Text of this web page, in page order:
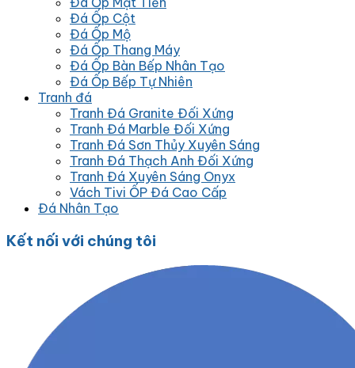
Đá Ốp Cột
Đá Ốp Mộ
Đá Ốp Thang Máy
Đá Ốp Bàn Bếp Nhân Tạo
Đá Ốp Bếp Tự Nhiên
Tranh đá
Tranh Đá Granite Đối Xứng
Tranh Đá Marble Đối Xứng
Tranh Đá Sơn Thủy Xuyên Sáng
Tranh Đá Thạch Anh Đối Xứng
Tranh Đá Xuyên Sáng Onyx
Vách Tivi ỐP Đá Cao Cấp
Đá Nhân Tạo
Kết nối với chúng tôi